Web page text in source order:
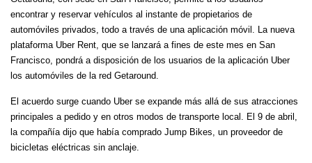
encontrar y reservar vehículos al instante de propietarios de
automóviles privados, todo a través de una aplicación móvil. La nueva
plataforma Uber Rent, que se lanzará a fines de este mes en San
Francisco, pondrá a disposición de los usuarios de la aplicación Uber
los automóviles de la red Getaround.
El acuerdo surge cuando Uber se expande más allá de sus atracciones
principales a pedido y en otros modos de transporte local. El 9 de abril,
la compañía dijo que había comprado Jump Bikes, un proveedor de
bicicletas eléctricas sin anclaje.